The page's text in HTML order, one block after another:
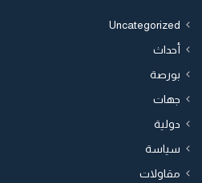
Uncategorized
أحداث
بورصة
جهات
دولية
سياسة
مقاولات